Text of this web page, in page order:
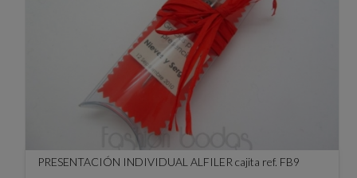
PRESENTACIÓN INDIVIDUAL ALFILER cajita ref. FB9